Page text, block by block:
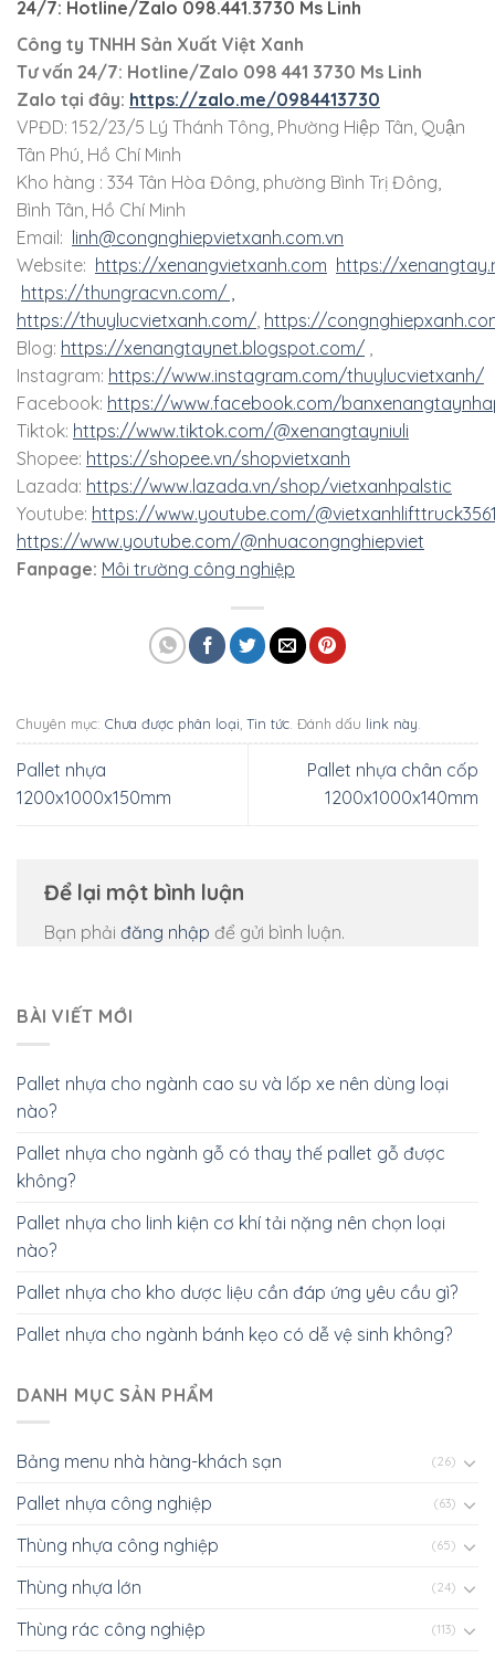
24/7: Hotline/Zalo 098.441.3730 Ms Linh
Công ty TNHH Sản Xuất Việt Xanh
Tư vấn 24/7: Hotline/Zalo 098 441 3730 Ms Linh
Zalo tại đây: https://zalo.me/0984413730
VPĐD: 152/23/5 Lý Thánh Tông, Phường Hiệp Tân, Quận
Tân Phú, Hồ Chí Minh
Kho hàng : 334 Tân Hòa Đông, phường Bình Trị Đông,
Bình Tân, Hồ Chí Minh
Email: linh@congnghiepvietxanh.com.vn
Website: https://xenangvietxanh.com https://
https://thungracvn.com/ ,
https://thuylucvietxanh.com/, https://
Blog: https://xenangtaynet.blogspot.com/ ,
Instagram: https://www.instagram.com/thuylucvietxanh/
Facebook: https://www.facebook.com/
Tiktok: https://www.tiktok.com/@xenangtayniuli
Shopee: https://shopee.vn/shopvietxanh
Lazada: https://www.lazada.vn/shop/vietxanhpalstic
Youtube: https://www.youtube.com/
https://www.youtube.com/@nhuacongnghiepviet
Fanpage: Môi trường công nghiệp
Chuyên mục: Chưa được phân loại Tin tức . Đánh dấu link này
Pallet nhựa
1200x1000x150mm
Pallet nhựa chân cốp
1200x1000x140mm
Để lại một bình luận
Bạn phải đăng nhập để gửi bình luận.
BÀI VIẾT MỚI
Pallet nhựa cho ngành cao su và lốp xe nên dùng loại
nào?
Pallet nhựa cho ngành gỗ có thay thế pallet gỗ được
không?
Pallet nhựa cho linh kiện cơ khí tải nặng nên chọn loại
nào?
Pallet nhựa cho kho dược liệu cần đáp ứng yêu cầu gì?
Pallet nhựa cho ngành bánh kẹo có dễ vệ sinh không?
DANH MỤC SẢN PHẨM
Bảng menu nhà hàng-khách sạn (26)
Pallet nhựa công nghiệp (63)
Thùng nhựa công nghiệp (65)
Thùng nhựa lớn (24)
Thùng rác công nghiệp (113)